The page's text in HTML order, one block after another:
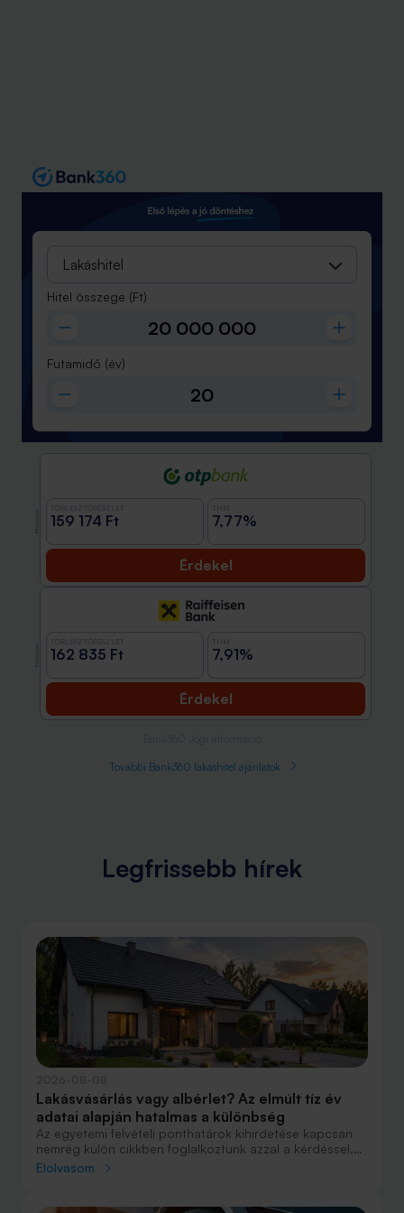
Lakáshitel
Hitel összege (Ft)
Futamidő (év)
159 174 Ft 7,77%
Érdekel
162 835 Ft 7,91%
Érdekel
További Bank360 lakáshitel ajánlatok
Legfrissebb hírek
Lakásvásárlás vagy albérlet? Az elmúlt tíz év
adatai alapján hatalmas a különbség
Az egyetemi felvételi ponthatárok kihirdetése kapcsán
nemrég külön cikkben foglalkoztunk azzal a kérdéssel,
hogy lakást venni vagy vásárolni éri meg jobban. Előző
csak teheti, annak mindenképpen megéri a
Elolvasom